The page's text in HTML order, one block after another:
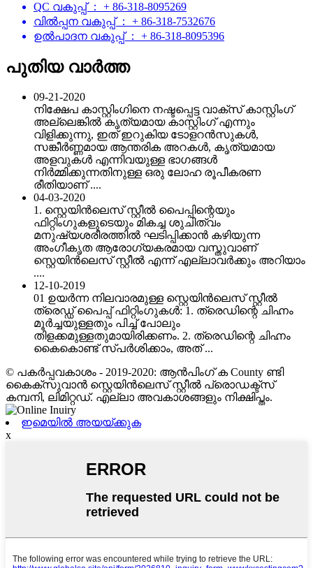
QC വകുപ്പ് ： + 86-318-8095269
വിൽപ്പന വകുപ്പ് ： + 86-318-7532676
ഉൽ‌പാദന വകുപ്പ് ： + 86-318-8095396
പുതിയ വാർത്ത
09-21-2020
നിക്ഷേപ കാസ്റ്റിംഗിനെ നഷ്ടപ്പെട്ട വാക്സ് കാസ്റ്റിംഗ്
അല്ലെങ്കിൽ കൃത്യമായ കാസ്റ്റിംഗ് എന്നും
വിളിക്കുന്നു, ഇത് ഇറുകിയ ടോളറൻസുകൾ,
സങ്കീർണ്ണമായ ആന്തരിക അറകൾ, കൃത്യമായ
അളവുകൾ എന്നിവയുള്ള ഭാഗങ്ങൾ
നിർമ്മിക്കുന്നതിനുള്ള ഒരു ലോഹ രൂപീകരണ
രീതിയാണ് ....
04-03-2020
1. സ്റ്റെയിൻ‌ലെസ് സ്റ്റീൽ പൈപ്പിന്റെയും
ഫിറ്റിംഗുകളുടെയും മികച്ച ശുചിത്വം
മനുഷ്യശരീരത്തിൽ ഘടിപ്പിക്കാൻ കഴിയുന്ന
അംഗീകൃത ആരോഗ്യകരമായ വസ്തുവാണ്
സ്റ്റെയിൻ‌ലെസ് സ്റ്റീൽ എന്ന് എല്ലാവർക്കും അറിയാം
....
12-10-2019
01 ഉയർന്ന നിലവാരമുള്ള സ്റ്റെയിൻ‌ലെസ് സ്റ്റീൽ
ത്രെഡ്ഡ് പൈപ്പ് ഫിറ്റിംഗുകൾ: 1. ത്രെഡിന്റെ ചിഹ്നം
മൂർച്ചയുള്ളതും പിച്ച് പോലും
തിളക്കമുള്ളതുമായിരിക്കണം. 2. ത്രെഡിന്റെ ചിഹ്നം
കൈകൊണ്ട് സ്പർശിക്കാം, അത് ...
© പകർപ്പവകാശം - 2019-2020: ആൻ‌പിംഗ് ക County ണ്ടി
കൈക്സുവാൻ സ്റ്റെയിൻ‌ലെസ് സ്റ്റീൽ പ്രൊഡക്ട്സ്
കമ്പനി, ലിമിറ്റഡ്. എല്ലാ അവകാശങ്ങളും നിക്ഷിപ്തം.
ഇമെയിൽ അയയ്ക്കുക
x